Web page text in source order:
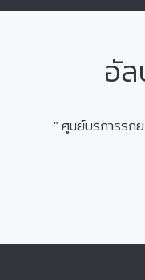
อั
" ศูนย์บริการรถ